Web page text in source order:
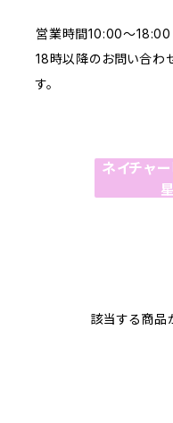
営業時間10:00〜18:00
18時以降のお問い合わ
す。
ネイチャ
該当する商品